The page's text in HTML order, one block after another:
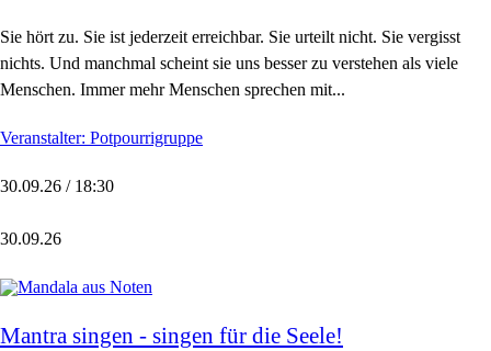
Sie hört zu. Sie ist jederzeit erreichbar. Sie urteilt nicht. Sie vergisst
nichts. Und manchmal scheint sie uns besser zu verstehen als viele
Menschen. Immer mehr Menschen sprechen mit...
Veranstalter: Potpourrigruppe
30.09.26 / 18:30
30.09.26
Mantra singen - singen für die Seele!